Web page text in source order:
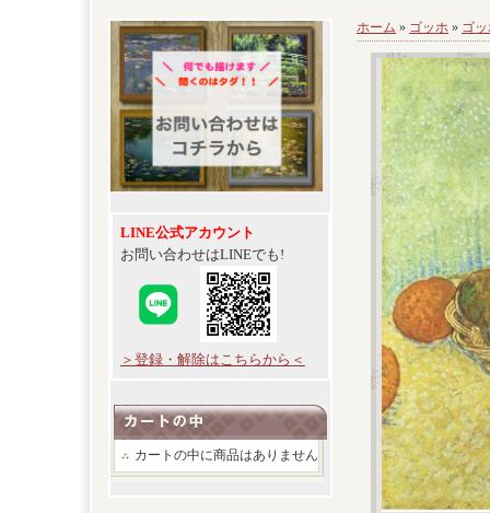
LINE公式アカウント
お問い合わせはLINEでも!
＞登録・解除はこちらから＜
カートの中に商品はありません
ホーム » ゴッホ » ゴ